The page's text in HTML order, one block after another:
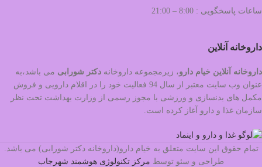
ساعات پاسخگویی : 8:00 – 21:00
داروخانه آنلاین
داروخانه آنلاین خیام دارو، زیرمجموعه داروخانه دکتر شورابی می باشد،به
عنوان وب سایت معتبر از سال 94 فعالیت خود را در اقلام دارویی و فروش
مکمل های بدنسازی و ورزشی با مجوز رسمی از وزارت بهداشت تحت نظر
سازمان غذا و دارو آغاز کرده است.
تمام حقوق این سایت متعلق به خیام دارو(داروخانه دکتر شورابی) می باشد.
طراحی و سئو توسط مرکز تکنولوژی هوشمند شهرجاب